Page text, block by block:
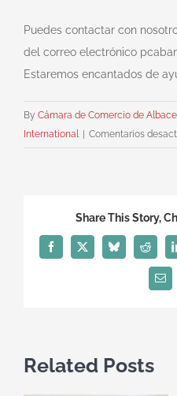
Puedes contactar con
del correo electrónico
Estaremos encantados de
By Cámara de Comercio de
International
Comentarios
Share This Story,
Facebook
X BlueskyReddit
Related Posts